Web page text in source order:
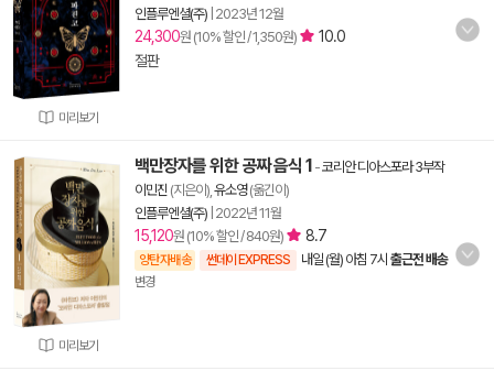
미리보기
인플루엔셜(주) 2023년 12월
24,300원 (10% 할인 / 1,350원)
10.0
절판
미리보기
백만장자를 위한 공짜 음식 1 -코리안 디아스포라 3부작
이민진 (지은이), 유소영(옮긴이)
인플루엔셜(주) 2022년 11월
15,120원 (10% 할인 / 840원) 8.7
양탄자배송 썬데이 EXPRESS 내일 (월) 아침 7시 출근전 배송
변경